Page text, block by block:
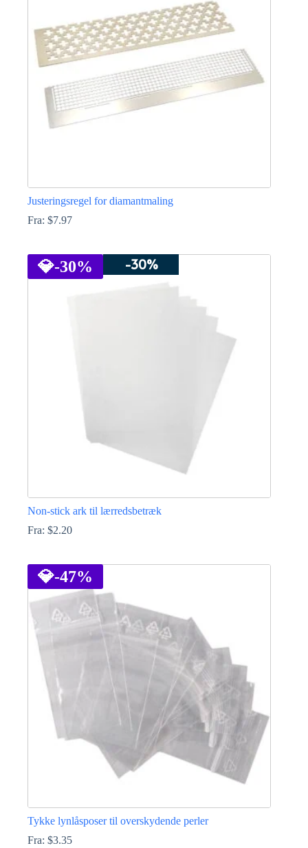
på
varesiden
Justeringsregel for diamantmaling
Fra: $7.97
har
flere
💎-30% -30%
Non-stick ark til lærredsbetræk
Fra: $2.20
har
flere
varianter.
Mulighederne
vælges
varesiden
💎-47%
Tykke lynlåsposer til overskydende perler
Fra: $3.35